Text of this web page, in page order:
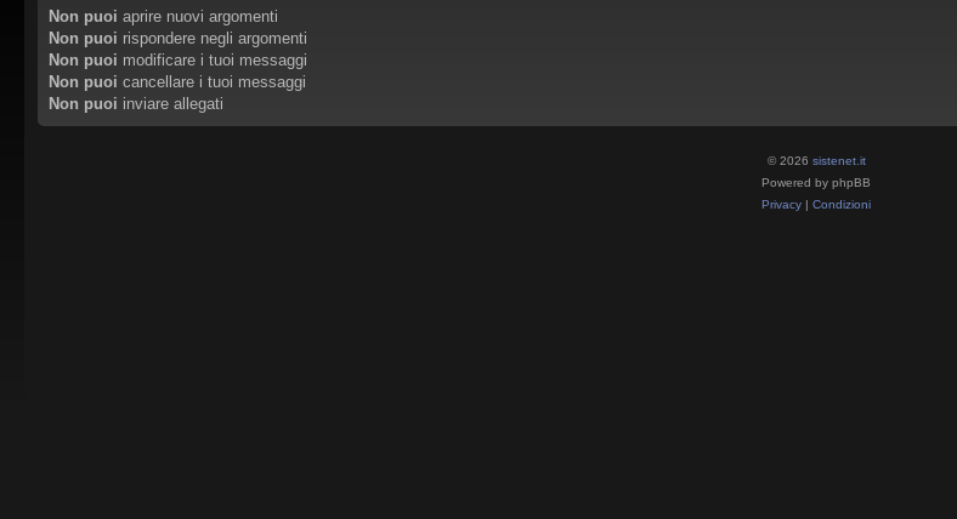
Non puoi aprire nuovi argomenti
Non puoi rispondere negli argomenti
Non puoi modificare i tuoi messaggi
Non puoi cancellare i tuoi messaggi
Non puoi inviare allegati
© 2026 sistenet.it
Powered by phpBB
Privacy | Condizioni